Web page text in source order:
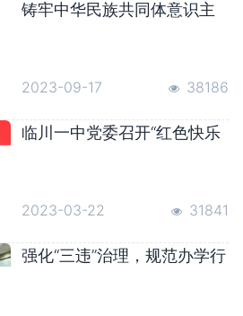
铸牢中华民族共同体意识主
2023-09-17 38186
临川一中党委召开“红色快乐
警示教育专题党课
2023-03-22 31841
强化“三违”治理，规范办学行